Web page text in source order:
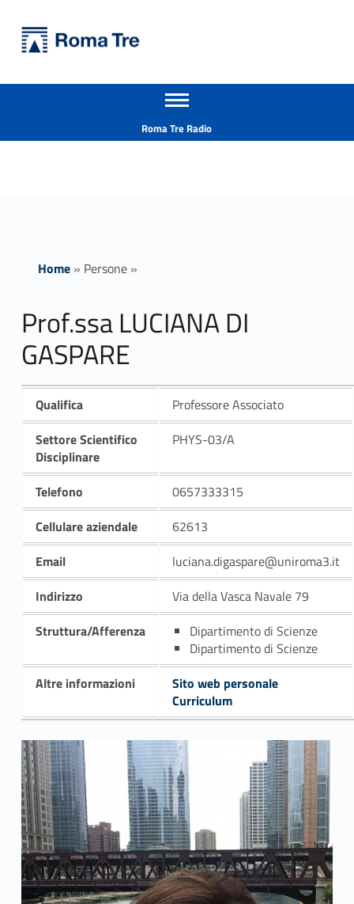
Prof.ssa LUCIANA DI GASPARE - Università Roma Tre
Apri il menu secondario
Roma Tre Radio
Home» Persone»
Prof.ssa LUCIANA DI
GASPARE
Qualifica
Professore Associato
Settore Scientifico
Disciplinare
PHYS-03/A
Telefono
0657333315
Cellulare aziendale
62613
Email
luciana.digaspare@uniroma3.it
Indirizzo
Via della Vasca Navale 79
Struttura/Afferenza
Dipartimento di Scienze
Dipartimento di Scienze
Altre informazioni
Sito web personale
Curriculum